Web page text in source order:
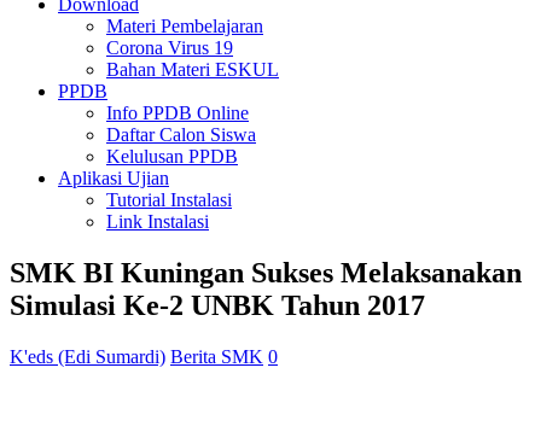
Download
Materi Pembelajaran
Corona Virus 19
Bahan Materi ESKUL
PPDB
Info PPDB Online
Daftar Calon Siswa
Kelulusan PPDB
Aplikasi Ujian
Tutorial Instalasi
Link Instalasi
SMK BI Kuningan Sukses Melaksanakan
Simulasi Ke-2 UNBK Tahun 2017
K'eds (Edi Sumardi) Berita SMK 0